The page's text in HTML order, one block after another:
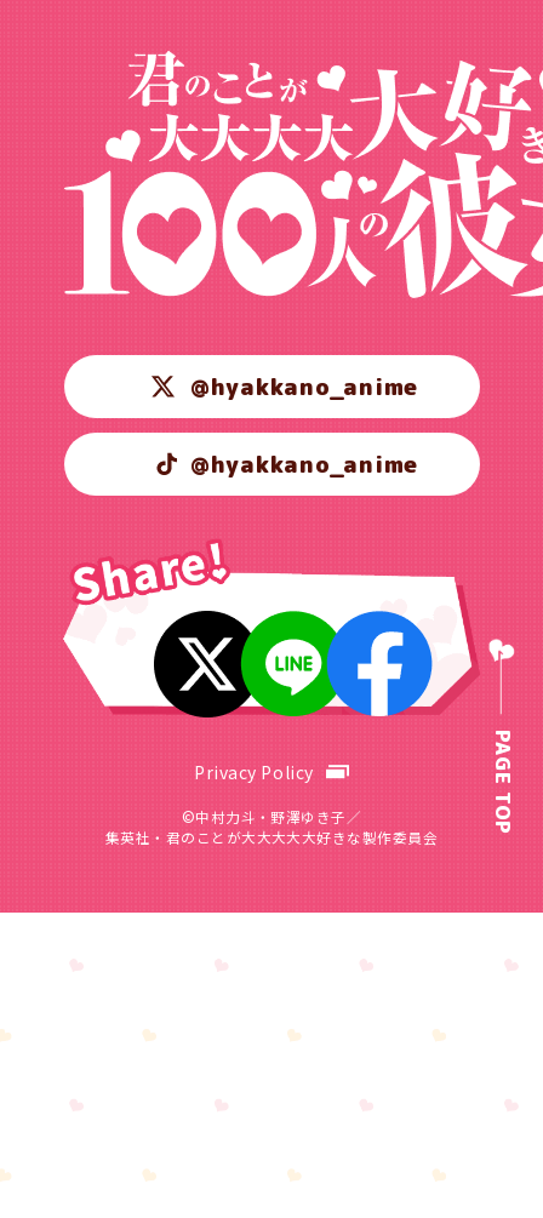
@hyakkano_anime
@hyakkano_anime
Privacy Policy
©中村力斗・野澤ゆき子／
集英社・君のことが大大大大大好きな製作委員会
PAGE TOP